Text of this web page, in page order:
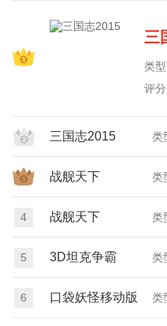
三
类
评
三国志2015
战舰天下
4 战舰天下
5 3D坦克争霸
6 口袋妖怪移动版